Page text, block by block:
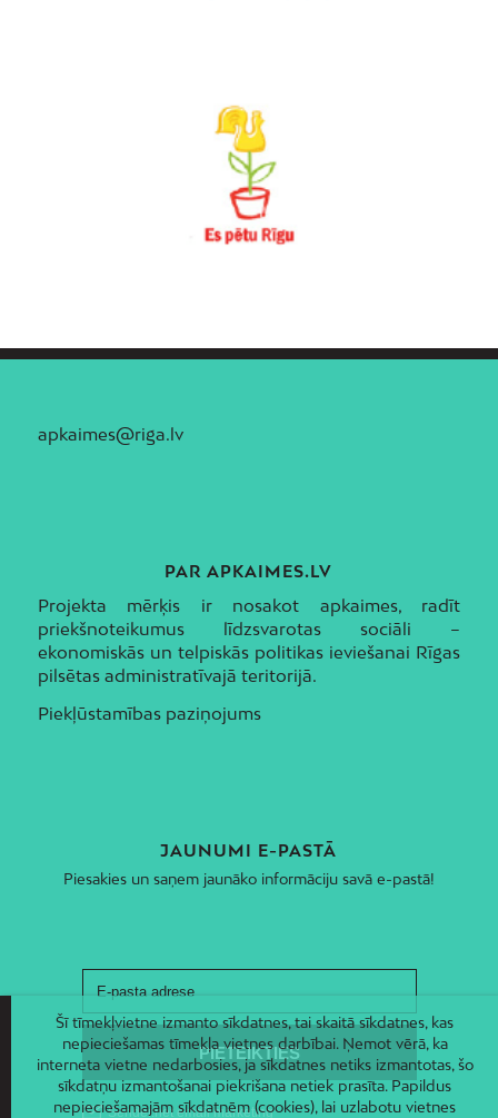
apkaimes@riga.lv
PAR APKAIMES.LV
Projekta mērķis ir nosakot apkaimes, radīt
priekšnoteikumus līdzsvarotas sociāli –
ekonomiskās un telpiskās politikas ieviešanai Rīgas
pilsētas administratīvajā teritorijā.
Piekļūstamības paziņojums
JAUNUMI E-PASTĀ
Piesakies un saņem jaunāko informāciju savā e-pastā!
Šī tīmekļvietne izmanto sīkdatnes, tai skaitā sīkdatnes, kas
nepieciešamas tīmekļa vietnes darbībai. Ņemot vērā, ka
interneta vietne nedarbosies, ja sīkdatnes netiks izmantotas, šo
sīkdatņu izmantošanai piekrišana netiek prasīta. Papildus
nepieciešamajām sīkdatnēm (cookies), lai uzlabotu vietnes